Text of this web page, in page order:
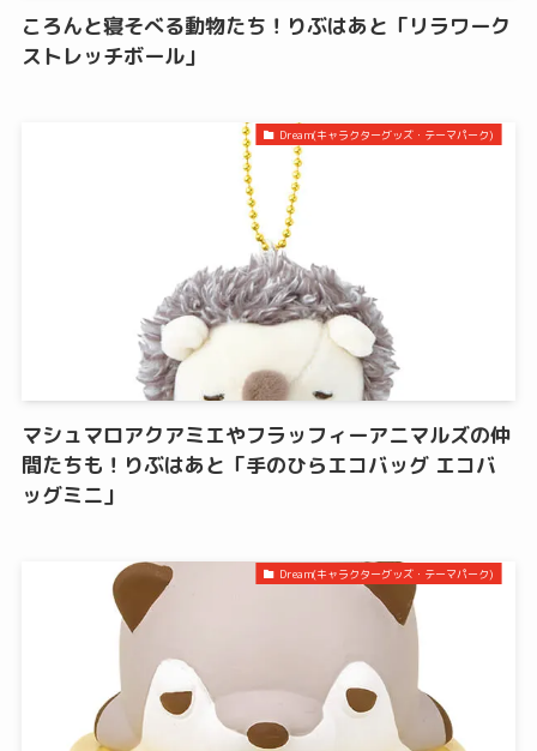
ころんと寝そべる動物たち！りぶはあと「リラワーク
ストレッチボール」
Dream(キャラクターグッズ・テーマパーク)
マシュマロアクアミエやフラッフィーアニマルズの仲
間たちも！りぶはあと「手のひらエコバッグ エコバ
ッグミニ」
Dream(キャラクターグッズ・テーマパーク)